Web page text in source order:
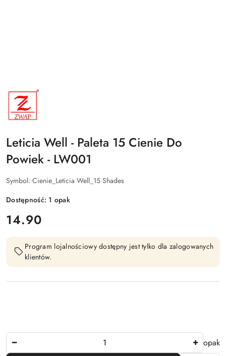
NAZWA
PRODUCENTA:
ZWAP
Leticia Well - Paleta 15 Cienie Do
Powiek - LW001
Symbol: Cienie_Leticia Well_15 Shades
Dostępność: 1 opak
cena:
14.90
Program lojalnościowy dostępny jest tylko dla zalogowanych
klientów.
opak